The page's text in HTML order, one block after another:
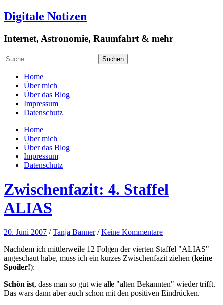
Digitale Notizen
Internet, Astronomie, Raumfahrt & mehr
Home
Über mich
Über das Blog
Impressum
Datenschutz
Home
Über mich
Über das Blog
Impressum
Datenschutz
Zwischenfazit: 4. Staffel
ALIAS
20. Juni 2007 /Tanja Banner /Keine Kommentare
Nachdem ich mittlerweile 12 Folgen der vierten Staffel "ALIAS"
angeschaut habe, muss ich ein kurzes Zwischenfazit ziehen (keine
Spoiler!):
Schön ist, dass man so gut wie alle "alten Bekannten" wieder trifft.
Das wars dann aber auch schon mit den positiven Eindrücken.